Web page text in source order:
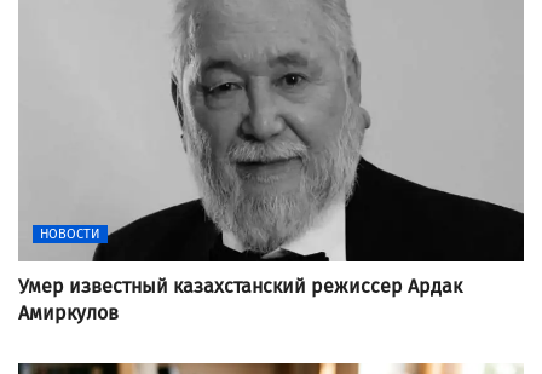
НОВОСТИ
Умер известный казахстанский режиссер Ардак
Амиркулов